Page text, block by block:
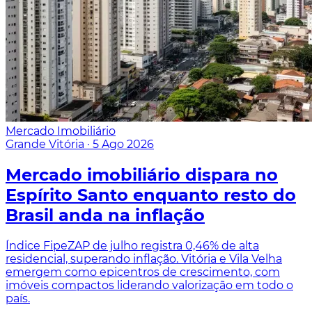
Mercado Imobiliário
Grande Vitória · 5 Ago 2026
Mercado imobiliário dispara no
Espírito Santo enquanto resto do
Brasil anda na inflação
Índice FipeZAP de julho registra 0,46% de alta
residencial, superando inflação. Vitória e Vila Velha
emergem como epicentros de crescimento, com
imóveis compactos liderando valorização em todo o
país.